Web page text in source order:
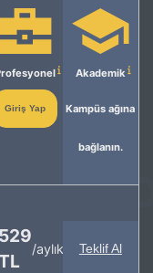
Giriş Yap
Akademik
Kampüs ağına
bağlanın.
/aylık Teklif Al